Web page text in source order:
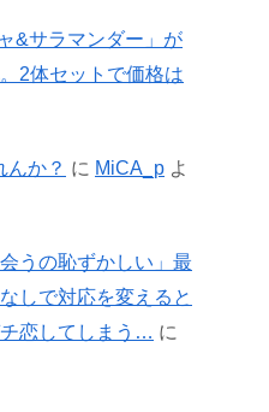
&サラマンダー」が
2体セットで価格は
んか？ に MiCA_p よ
うの恥ずかしい」最
しで対応を変えると
恋してしまう…
に